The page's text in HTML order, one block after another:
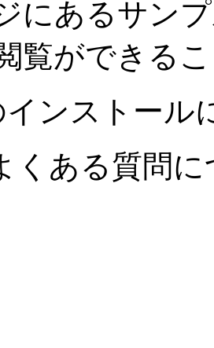
にあるサン
覧ができる
インストール
質問に